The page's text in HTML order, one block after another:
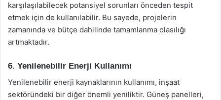
karşılaşılabilecek potansiyel sorunları önceden tespit
etmek için de kullanılabilir. Bu sayede, projelerin
zamanında ve bütçe dahilinde tamamlanma olasılığı
artmaktadır.
6. Yenilenebilir Enerji Kullanımı
Yenilenebilir enerji kaynaklarının kullanımı, inşaat
sektöründeki bir diğer önemli yeniliktir. Güneş panelleri,